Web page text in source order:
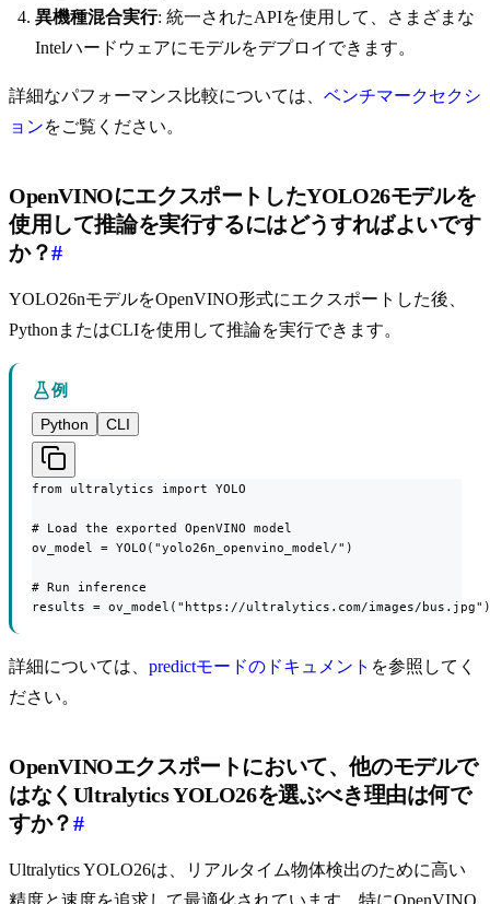
異機種混合実行: 統一されたAPIを使用して、さまざまな
Intelハードウェアにモデルをデプロイできます。
詳細なパフォーマンス比較については、 ベンチマークセクシ
ョンをご覧ください。
OpenVINOにエクスポートしたYOLO26モデルを
使用して推論を実行するにはどうすればよいです
か？#
YOLO26nモデルをOpenVINO形式にエクスポートした後、
PythonまたはCLIを使用して推論を実行できます。
例
Python
CLI
from ultralytics import YOLO
# Load the exported OpenVINO model
ov_model = YOLO("yolo26n_openvino_model/")
# Run inference
results = ov_model("https://ultralytics.com/images/bus.jpg")
詳細については、 predictモードのドキュメント を参照してく
ださい。
OpenVINOエクスポートにおいて、他のモデルで
はなくUltralytics YOLO26を選ぶべき理由は何で
すか？#
Ultralytics YOLO26は、リアルタイム物体検出のために高い
精度と速度を追求して最適化されています。特にOpenVINO